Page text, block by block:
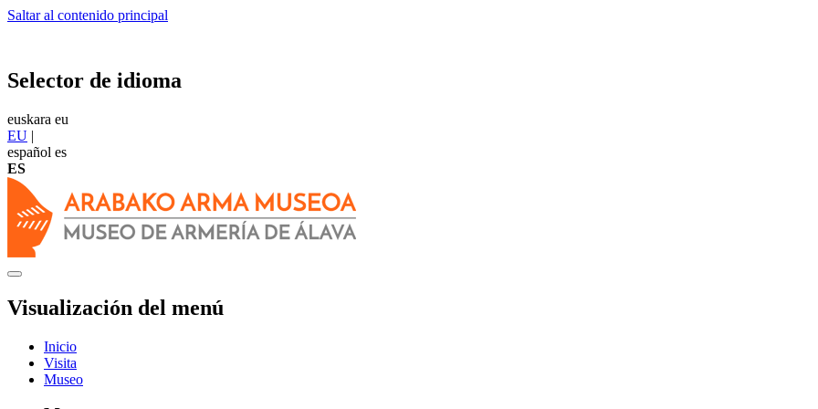
Saltar al contenido principal
Selector de idioma
euskara eu
EU |
español es
ES
Visualización del menú
Inicio
Visita
Museo